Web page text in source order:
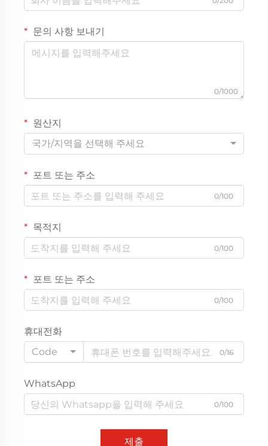
문의 사항 보내기
0/1000
원산지
국가/지역을 선택해 주세요
포트 또는 주소
0/100
목적지
0/100
포트 또는 주소
0/100
휴대전화
Code
0/16
WhatsApp
0/100
제출